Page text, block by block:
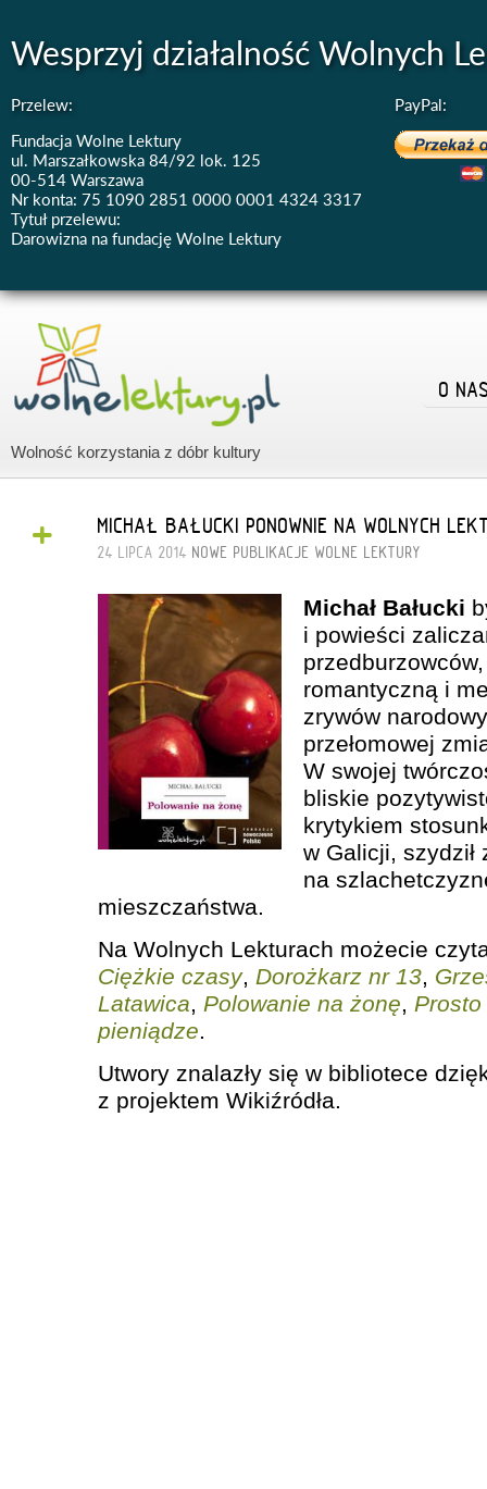
Wesprzyj działalność Wolnych
Przelew:
Fundacja Wolne Lektury
ul. Marszałkowska 84/92 lok. 125
00-514 Warszawa
Nr konta: 75 1090 2851 0000 0001 4324 3317
Tytuł przelewu:
Darowizna na fundację Wolne Lektury
PayPal:
Wolność korzystania z dóbr kultury
O
+ MICHAŁ BAŁUCKI PONOWNIE NA WOLNYCH
24 LIPCA 2014 NOWE PUBLIKACJE WOLNE LEKTURY
Michał Bałucki
i powieści
romantyczną i
zrywów
przełomowej
W swojej
bliskie
krytykiem
w Galicji, szydził
na
mieszczaństwa.
Na Wolnych Lekturach możecie
Ciężkie czasy, Dorożkarz nr 13,
Latawica, Polowanie na żonę,
pieniądze.
Utwory znalazły się w bibliotece
z projektem Wikiźródła.